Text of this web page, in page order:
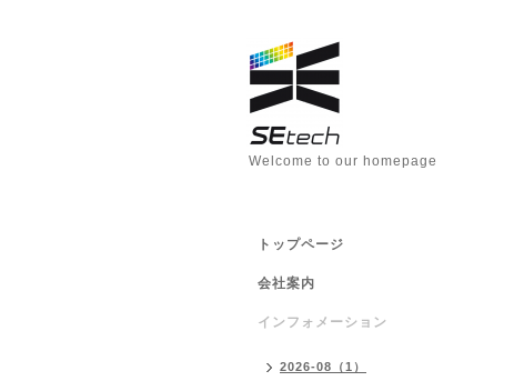
Welcome to our homepage
トップページ
会社案内
インフォメーション
2026-08（1）